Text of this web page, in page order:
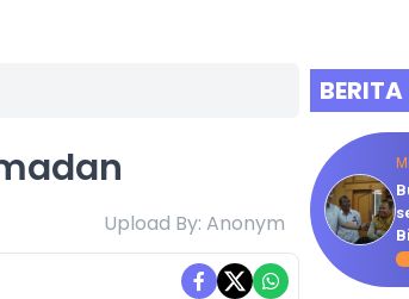
Upload By: Anonym
BERITA